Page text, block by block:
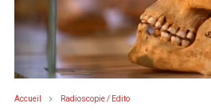
Accueil Radioscopie / Edito